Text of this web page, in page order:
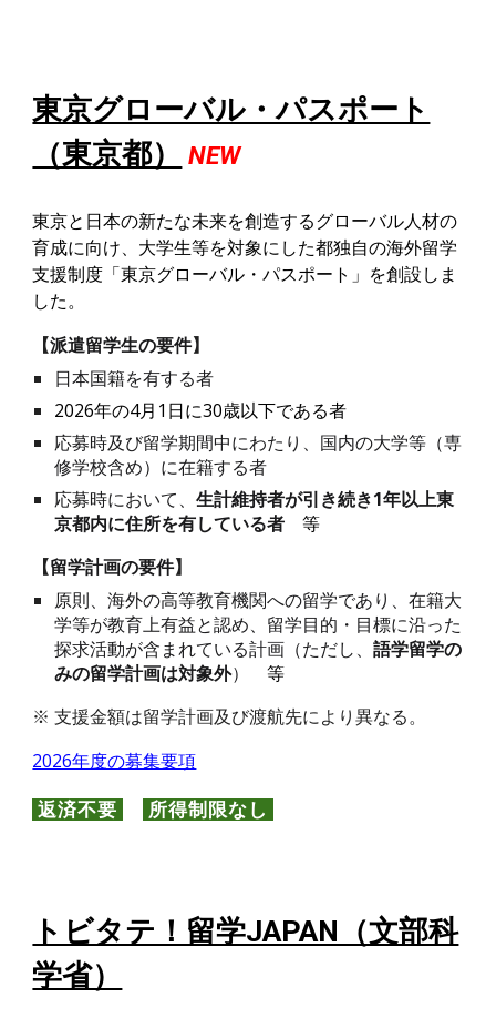
東京グローバル・パスポート
（東京都）
NEW
東京と日本の新たな未来を創造するグローバル人材の
育成に向け、大学生等を対象にした都独自の海外留学
支援制度「東京グローバル・パスポート 」 を創設しま
した。
【派遣留学生の要件】
日本国籍を有する者
2026年の4月1日に30歳以下である者
応募時及び留学期間中にわたり、国内の大学等（専
修学校含め）に在籍する者
応募時において、生計維持者が引き続き1年以上東
京都内に住所を有している者 等
【留学計画の要件】
原則、海外の高等教育機関への留学であり、在籍大
学等が教育上有益と認め、留学目的・目標に沿った
探求活動が含まれている計画（ただし、語学留学の
みの留学計画は対象外）
等
※ 支援金額は留学計画及び渡航先により異なる。
2026年度の募集要項
返済不要 所得制限なし
トビタテ！留学JAPAN（文部科
学省）